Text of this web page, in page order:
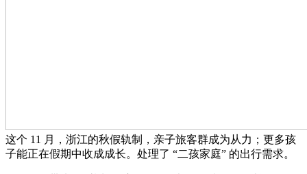
这个 11 月，浙江的秋假轨制，亲子旅客群成为从力；更多孩
子能正在假期中收成成长。处理了 “二孩家庭” 的出行需求。